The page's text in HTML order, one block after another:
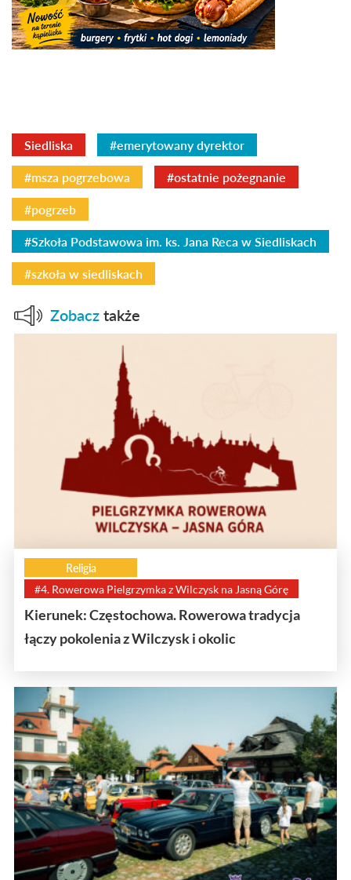
Siedliska #emerytowany dyrektor
#msza pogrzebowa #ostatnie pożegnanie
#pogrzeb
#Szkoła Podstawowa im. ks. Jana Reca w Siedliskach
#szkoła w siedliskach
Zobacz także
Religia
#4. Rowerowa Pielgrzymka z Wilczysk na Jasną Górę
Kierunek: Częstochowa. Rowerowa tradycja
łączy pokolenia z Wilczysk i okolic